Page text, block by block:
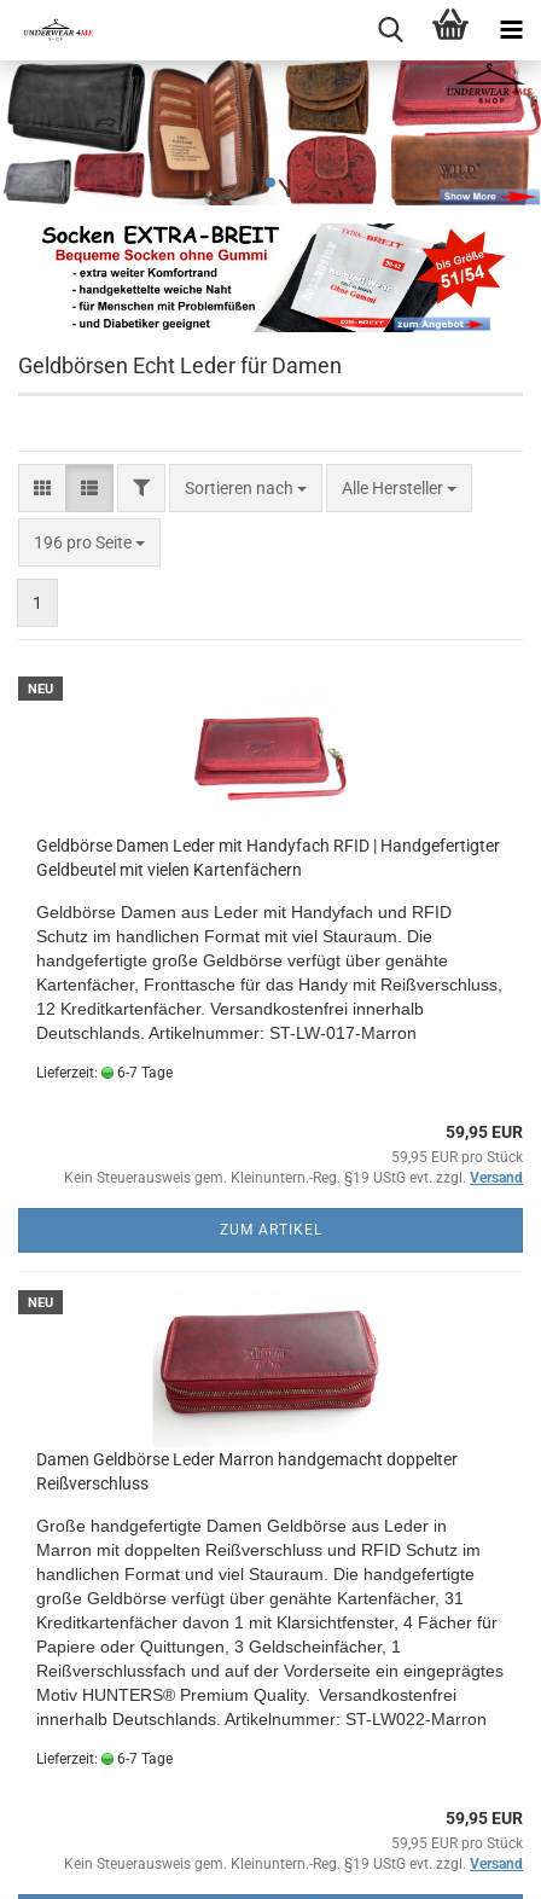
Geldbörsen Echt Leder für Damen
FILTERSortieren nach
Sortieren nach Alle Hersteller
196 pro Seite
pro Seite
1
NEU
Geldbörse Damen Leder mit Handyfach RFID | Handgefertigter
Geldbeutel mit vielen Kartenfächern
Geldbörse Damen aus Leder mit Handyfach und RFID
Schutz im handlichen Format mit viel Stauraum. Die
handgefertigte große Geldbörse verfügt über genähte
Kartenfächer, Fronttasche für das Handy mit Reißverschluss,
12 Kreditkartenfächer. Versandkostenfrei innerhalb
Deutschlands. Artikelnummer: ST-LW-017-Marron
Lieferzeit: 6-7 Tage
59,95 EUR
59,95 EUR pro Stück
Kein Steuerausweis gem. Kleinuntern.-Reg. §19 UStG evt. zzgl. Versand
ZUM ARTIKEL
NEU
Damen Geldbörse Leder Marron handgemacht doppelter
Reißverschluss
Große handgefertigte Damen Geldbörse aus Leder in
Marron mit doppelten Reißverschluss und RFID Schutz im
handlichen Format und viel Stauraum. Die handgefertigte
große Geldbörse verfügt über genähte Kartenfächer, 31
Kreditkartenfächer davon 1 mit Klarsichtfenster, 4 Fächer für
Papiere oder Quittungen, 3 Geldscheinfächer, 1
Reißverschlussfach und auf der Vorderseite ein eingeprägtes
Motiv HUNTERS® Premium Quality.
Versandkostenfrei
innerhalb Deutschlands. Artikelnummer: ST-LW022-Marron
Lieferzeit: 6-7 Tage
59,95 EUR
59,95 EUR pro Stück
Kein Steuerausweis gem. Kleinuntern.-Reg. §19 UStG evt. zzgl. Versand